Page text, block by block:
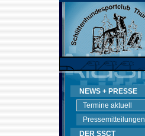
NEWS + PRESSE
Termine aktuell
Pressemitteilungen
DER SSCT